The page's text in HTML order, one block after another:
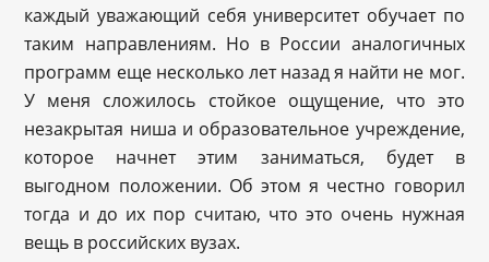
каждый уважающий себя университет обучает по
таким направлениям. Но в России аналогичных
программ еще несколько лет назад я найти не мог.
У меня сложилось стойкое ощущение, что это
незакрытая ниша и образовательное учреждение,
которое начнет этим заниматься, будет в
выгодном положении. Об этом я честно говорил
тогда и до их пор считаю, что это очень нужная
вещь в российских вузах.